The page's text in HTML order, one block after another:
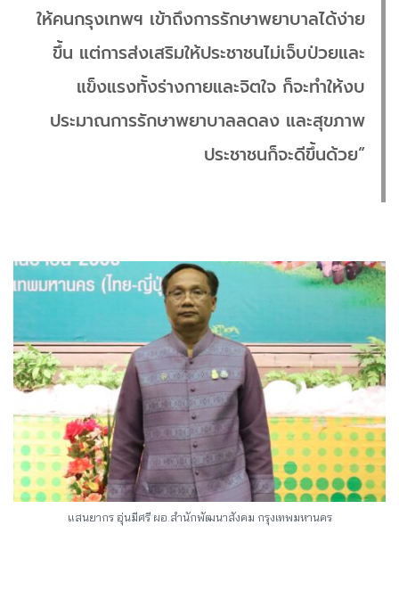
ให้คนกรุงเทพฯ เข้าถึงการรักษาพยาบาลได้ง่าย
ขึ้น แต่การส่งเสริมให้ประชาชนไม่เจ็บป่วยและ
แข็งแรงทั้งร่างกายและจิตใจ ก็จะทำให้งบ
ประมาณการรักษาพยาบาลลดลง และสุขภาพ
ประชาชนก็จะดีขึ้นด้วย”
แสนยากร อุ่นมีศรี ผอ.สำนักพัฒนาสังคม กรุงเทพมหานคร